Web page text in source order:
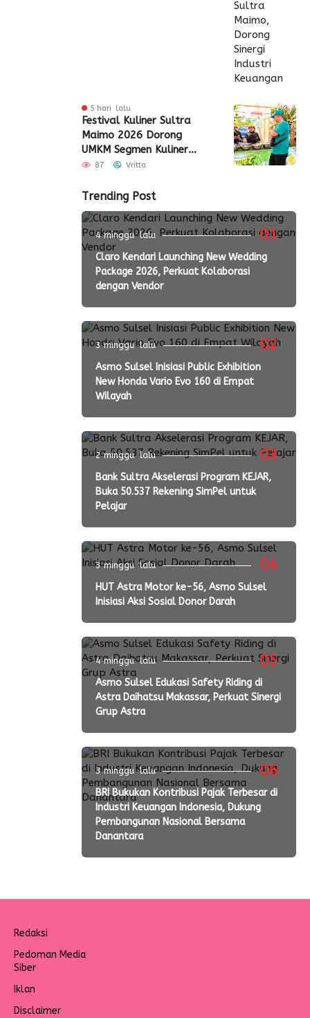
5 hari lalu
Festival Kuliner Sultra
Maimo 2026 Dorong
UMKM Segmen Kuliner
Perluas Akses Pasar
87 Vritta
Trending Post
01
4 minggu lalu
Claro Kendari Launching New Wedding
Package 2026, Perkuat Kolaborasi
dengan Vendor
02
3 minggu lalu
Asmo Sulsel Inisiasi Public Exhibition
New Honda Vario Evo 160 di Empat
Wilayah
03
2 minggu lalu
Bank Sultra Akselerasi Program KEJAR,
Buka 50.537 Rekening SimPel untuk
Pelajar
04
3 minggu lalu
HUT Astra Motor ke-56, Asmo Sulsel
Inisiasi Aksi Sosial Donor Darah
05
4 minggu lalu
Asmo Sulsel Edukasi Safety Riding di
Astra Daihatsu Makassar, Perkuat Sinergi
Grup Astra
06
3 minggu lalu
BRI Bukukan Kontribusi Pajak Terbesar di
Industri Keuangan Indonesia, Dukung
Pembangunan Nasional Bersama
Danantara
Redaksi
Pedoman Media
Siber
Iklan
Disclaimer